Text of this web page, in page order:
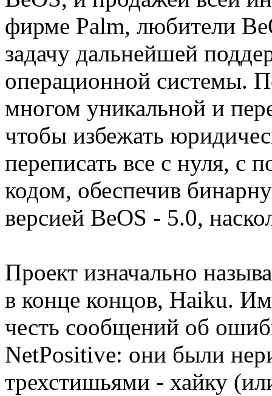
фирме Palm, любители
задачу дальнейшей
операционной системы.
многом уникальной и
чтобы избежать
переписать все с нуля,
кодом, обеспечив
версией BeOS - 5.0,
Проект изначально
в конце концов, Haiku.
честь сообщений об
NetPositive: они были
трехстишьями - хайку